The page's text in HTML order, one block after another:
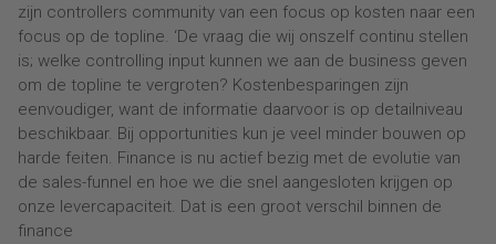
zijn controllers community van een focus op kosten naar een
focus op de topline. ‘De vraag die wij onszelf continu stellen
is; welke controlling input kunnen we aan de business geven
om de topline te vergroten? Kostenbesparingen zijn
eenvoudiger, want de informatie daarvoor is op detailniveau
beschikbaar. Bij opportunities kun je veel minder bouwen op
harde feiten. Finance is nu actief bezig met de evolutie van
de sales-funnel en hoe we die snel aangesloten krijgen op
onze levercapaciteit. Dat is een groot verschil binnen de
finance